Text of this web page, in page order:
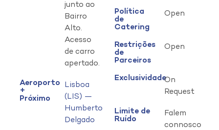
junto ao
Bairro
Alto.
Acesso
de carro
apertado.
Aeroporto
+
Próximo
Lisboa
(LIS) —
Humberto
Delgado
Política
de
Catering
Open
Restrições
de
Parceiros
Open
ExclusividadeOn
Request
Limite de
Ruído
Falem
connosco